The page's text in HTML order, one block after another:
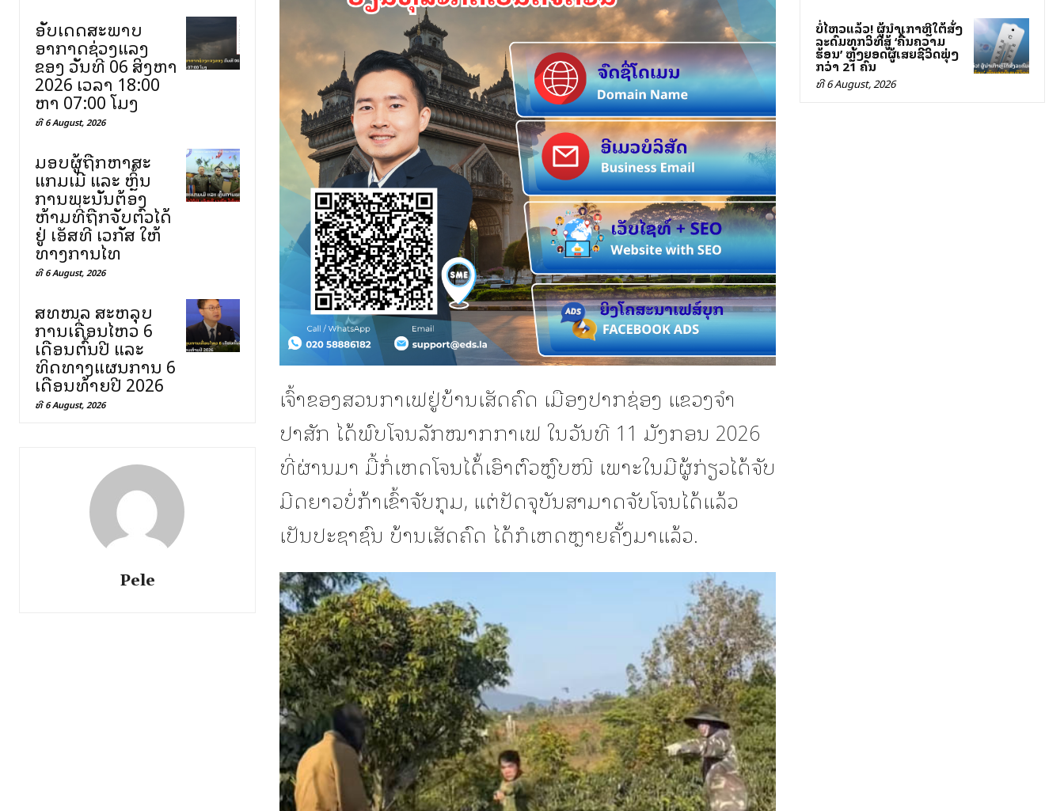
ອັບເດດສະພາບ
ອາກາດຊ່ວງແລງ
ຂອງ ວັນທີ 06 ສິງຫາ
2026 ເວລາ 18:00
ຫາ 07:00 ໂມງ
ທີ 6 August, 2026
ມອບຜູ້ຖືກຫາສະ
ແກມເມີ ແລະ ຫຼິ້ນ
ການພະນັນຕ້ອງ
ຫ້າມທີ່ຖືກຈັບຕົວໄດ້
ຢູ່ ເອັສທີ ເວກັສ ໃຫ້
ທາງການໄທ
ທີ 6 August, 2026
ສທໜລ ສະຫລຸບ
ການເຄື່ອນໄຫວ 6
ເດືອນຕົ້ນປີ ແລະ
ທິດທາງແຜນການ 6
ເດືອນທ້າຍປີ 2026
ທີ 6 August, 2026
Pele
ເຈົ້າຂອງສວນກາເຟຢູ່ບ້ານເສັດຄົດ ເມືອງປາກຊ່ອງ ແຂວງຈຳ
ປາສັກ ໄດ້ພົບໂຈນລັກໝາກກາເຟ ໃນວັນທີ 11 ມັງກອນ 2026
ທີ່ຜ່ານມາ ມື້ກໍ່ເຫດໂຈນໄດ້້ເອົາຕົວຫຼົບໜີ ເພາະໃນມືຜູ້ກ່ຽວໄດ້ຈັບ
ມີດຍາວບໍ່ກ້າເຂົ້າຈັບກຸມ, ແຕ່ປັດຈຸບັນສາມາດຈັບໂຈນໄດ້ແລ້ວ
ເປັນປະຊາຊົນ ບ້ານເສັດຄົດ ໄດ້ກໍເຫດຫຼາຍຄັ້ງມາແລ້ວ.
ບໍ່ໄຫວແລ້ວ! ຜູ້ນຳເກົາຫຼີໃຕ້ສັ່ງ
ລະດົມທຸກວິທີສູ້ ‘ຄື້ນຄວາມ
ຮ້ອນ’ ຫຼັງຍອດຜູ້ເສຍຊີວິດພຸ່ງ
ກວ່າ 21 ຄົນ
ທີ 6 August, 2026